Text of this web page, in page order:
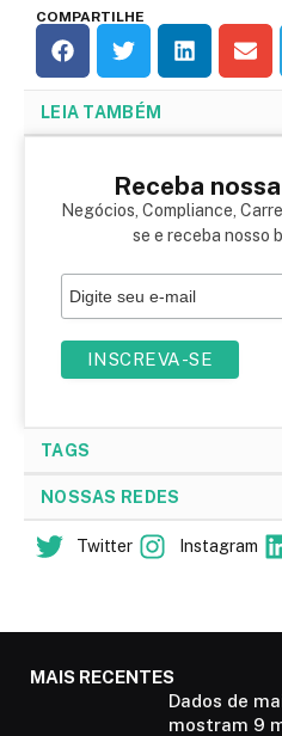
COMPARTILHE
LEIA TAMBÉM
Receba
Negócios, Compliance,
se e receba nosso
TAGS
NOSSAS REDES
Twitter Instagram
MAIS RECENTES
Dados de
mostram 9